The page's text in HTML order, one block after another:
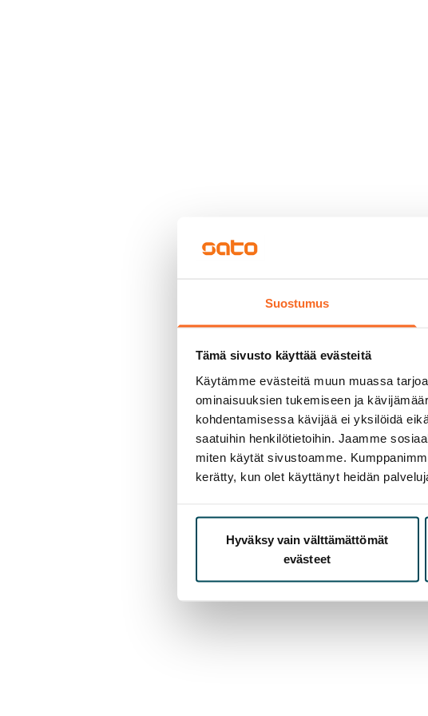
Suostumus
Tämä sivusto käyttää evästeitä
Käytämme evästeitä muun muassa
ominaisuuksien tukemiseen ja
kohdentamisessa kävijää ei yksilöidä
saatuihin henkilötietoihin. Jaamme
miten käytät sivustoamme.
kerätty, kun olet käyttänyt heidän
Hyväksy vain välttämättömät
evästeet